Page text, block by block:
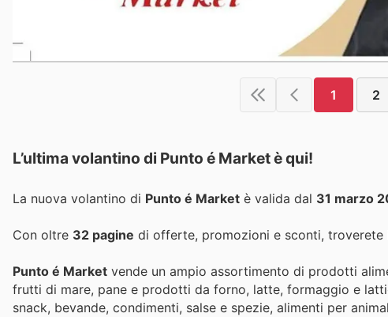
1 2
L’ultima volantino di Punto é Market è qui!
La nuova volantino di Punto é Market è valida dal 31 marzo
Con oltre 32 pagine di offerte, promozioni e sconti,
Punto é Market vende un ampio assortimento di prodotti
frutti di mare, pane e prodotti da forno, latte, formaggio e
snack, bevande, condimenti, salse e spezie, alimenti per